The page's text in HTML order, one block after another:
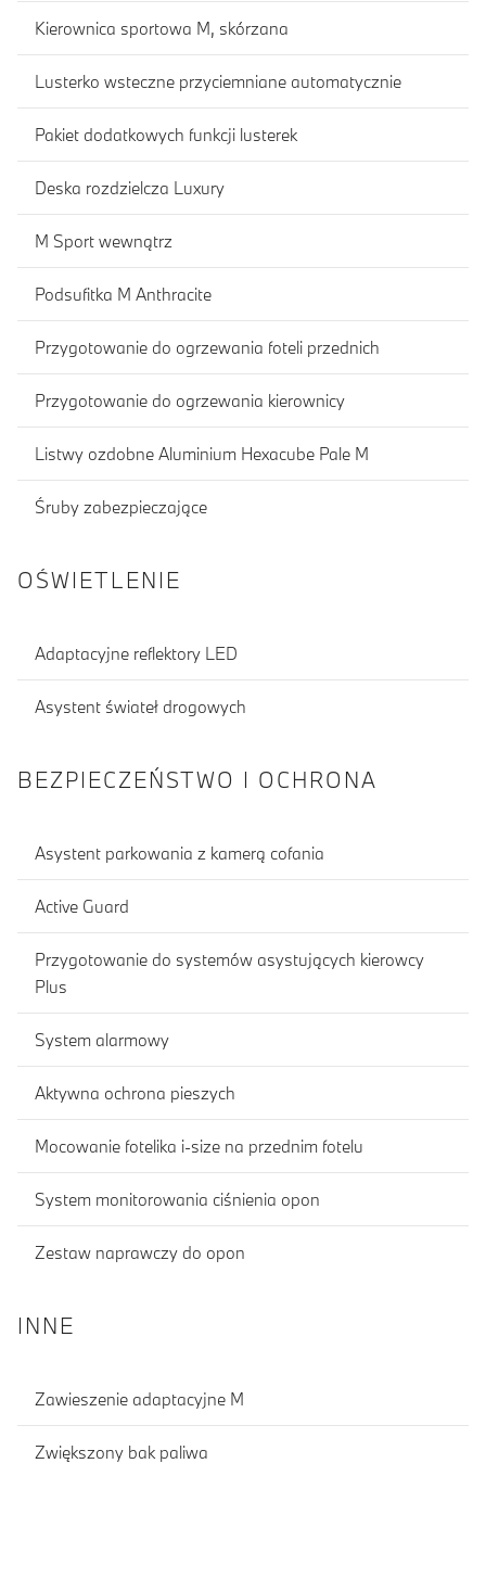
Kierownica sportowa M, skórzana
Lusterko wsteczne przyciemniane automatycznie
Pakiet dodatkowych funkcji lusterek
Deska rozdzielcza Luxury
M Sport wewnątrz
Podsufitka M Anthracite
Przygotowanie do ogrzewania foteli przednich
Przygotowanie do ogrzewania kierownicy
Listwy ozdobne Aluminium Hexacube Pale M
Śruby zabezpieczające
OŚWIETLENIE
Adaptacyjne reflektory LED
Asystent świateł drogowych
BEZPIECZEŃSTWO I OCHRONA
Asystent parkowania z kamerą cofania
Active Guard
Przygotowanie do systemów asystujących kierowcy
Plus
System alarmowy
Aktywna ochrona pieszych
Mocowanie fotelika i-size na przednim fotelu
System monitorowania ciśnienia opon
Zestaw naprawczy do opon
INNE
Zawieszenie adaptacyjne M
Zwiększony bak paliwa